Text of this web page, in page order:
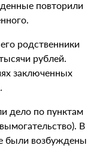
повторили
родственники
рублей.
заключенных
дело по пунктам
В
были возбуждены